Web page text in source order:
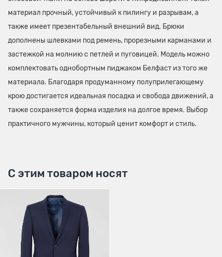
материал прочный, устойчивый к пилингу и разрывам, а
также имеет презентабельный внешний вид. Брюки
дополнены шлевками под ремень, прорезными карманами и
застежкой на молнию с петлей и пуговицей. Модель можно
комплектовать однобортным пиджаком Белфаст из того же
материала. Благодаря продуманному полуприлегающему
крою достигается идеальная посадка и свобода движений, а
также сохраняется форма изделия на долгое время. Выбор
практичного мужчины, который ценит комфорт и стиль.
С этим товаром носят